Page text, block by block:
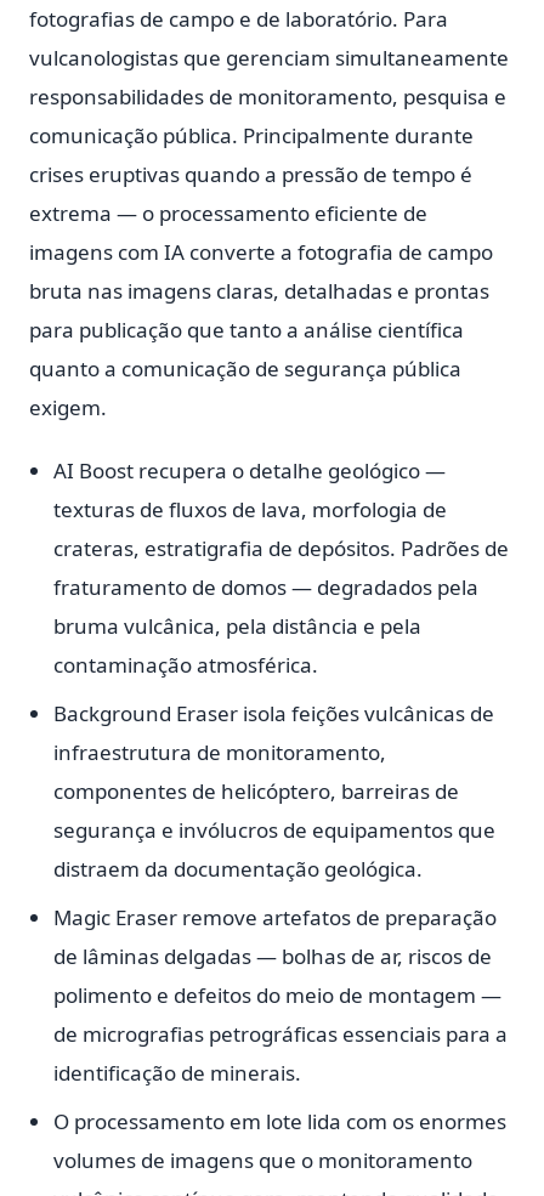
fotografias de campo e de laboratório. Para
vulcanologistas que gerenciam simultaneamente
responsabilidades de monitoramento, pesquisa e
comunicação pública. Principalmente durante
crises eruptivas quando a pressão de tempo é
extrema — o processamento eficiente de
imagens com IA converte a fotografia de campo
bruta nas imagens claras, detalhadas e prontas
para publicação que tanto a análise científica
quanto a comunicação de segurança pública
exigem.
AI Boost recupera o detalhe geológico —
texturas de fluxos de lava, morfologia de
crateras, estratigrafia de depósitos. Padrões de
fraturamento de domos — degradados pela
bruma vulcânica, pela distância e pela
contaminação atmosférica.
Background Eraser isola feições vulcânicas de
infraestrutura de monitoramento,
componentes de helicóptero, barreiras de
segurança e invólucros de equipamentos que
distraem da documentação geológica.
Magic Eraser remove artefatos de preparação
de lâminas delgadas — bolhas de ar, riscos de
polimento e defeitos do meio de montagem —
de micrografias petrográficas essenciais para a
identificação de minerais.
O processamento em lote lida com os enormes
volumes de imagens que o monitoramento